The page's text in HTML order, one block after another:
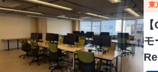
東
モ